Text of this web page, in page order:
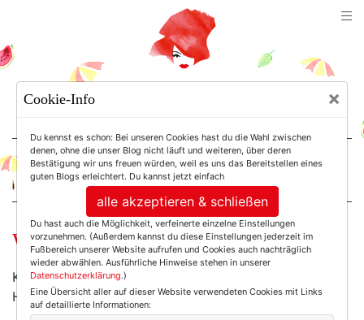
For Women. Not Girls.
Wir üben schon mal.
Kirschkernkissen? Beißringe aus politisch korrektem
Holz? Handgefilzte Schmusedeckchen?
Cookie-Info ×
Du kennst es schon: Bei unseren Cookies hast du die Wahl zwischen
denen, ohne die unser Blog nicht läuft und weiteren, über deren
Bestätigung wir uns freuen würden, weil es uns das Bereitstellen eines
guten Blogs erleichtert. Du kannst jetzt einfach
alle akzeptieren & schließen
Du hast auch die Möglichkeit, verfeinerte einzelne Einstellungen
vorzunehmen. (Außerdem kannst du diese Einstellungen jederzeit im
Fußbereich unserer Website aufrufen und Cookies auch nachträglich
wieder abwählen. Ausführliche Hinweise stehen in unserer
Datenschutzerklärung.)
Eine Übersicht aller auf dieser Website verwendeten Cookies mit Links
auf detaillierte Informationen: